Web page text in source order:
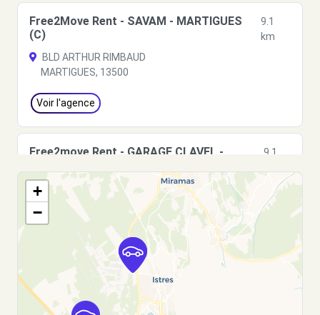
Free2Move Rent - SAVAM - MARTIGUES
(C)
9.1
km
BLD ARTHUR RIMBAUD
MARTIGUES, 13500
Voir l'agence
Free2move Rent - GARAGE CLAVEL -
9.1
1 TRAVERSE GALILEE
ISTRES, 13800
Free2move Rent - GARAGE CLAVEL -
ISTRES (C)
+
−